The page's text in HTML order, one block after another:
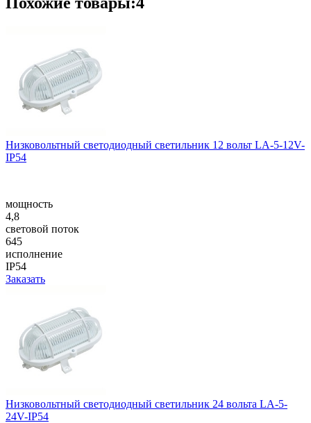
Низковольтный светодиодный светильник 12 вольт LA-5-12V-
IP54
мощность
4,8
световой поток
645
исполнение
IP54
Заказать
Низковольтный светодиодный светильник 24 вольта LA-5-
24V-IP54